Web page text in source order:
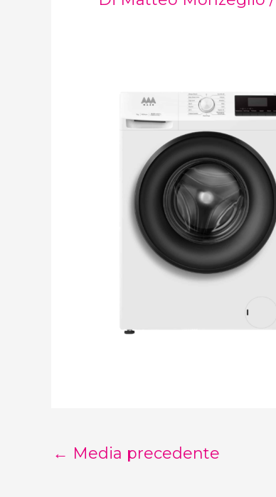
← Media precedente